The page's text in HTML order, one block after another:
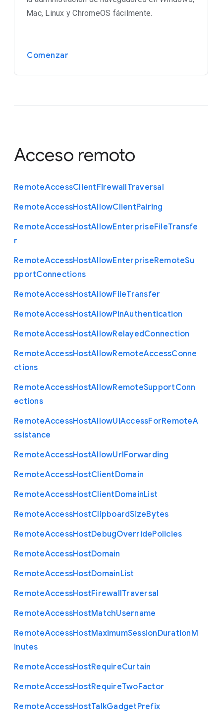
Mac, Linux y ChromeOS fácilmente.
Comenzar
Acceso remoto
RemoteAccessClientFirewallTraversal
RemoteAccessHostAllowClientPairing
RemoteAccessHostAllowEnterpriseFileTransfe
r
RemoteAccessHostAllowEnterpriseRemoteSu
pportConnections
RemoteAccessHostAllowFileTransfer
RemoteAccessHostAllowPinAuthentication
RemoteAccessHostAllowRelayedConnection
RemoteAccessHostAllowRemoteAccessConne
ctions
RemoteAccessHostAllowRemoteSupportConn
ections
RemoteAccessHostAllowUiAccessForRemoteA
ssistance
RemoteAccessHostAllowUrlForwarding
RemoteAccessHostClientDomain
RemoteAccessHostClientDomainList
RemoteAccessHostClipboardSizeBytes
RemoteAccessHostDebugOverridePolicies
RemoteAccessHostDomain
RemoteAccessHostDomainList
RemoteAccessHostFirewallTraversal
RemoteAccessHostMatchUsername
RemoteAccessHostMaximumSessionDurationM
inutes
RemoteAccessHostRequireCurtain
RemoteAccessHostRequireTwoFactor
RemoteAccessHostTalkGadgetPrefix